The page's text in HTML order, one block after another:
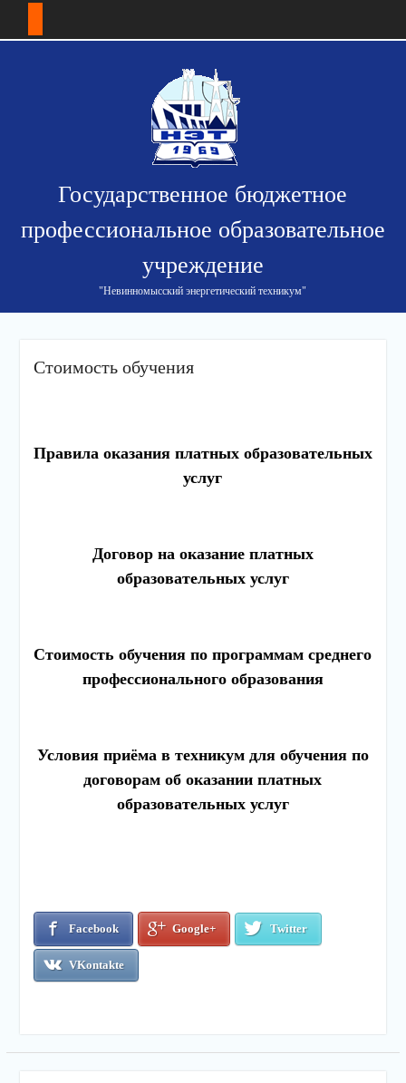
Государственное бюджетное
профессиональное образовательное
учреждение
"Невинномысский энергетический техникум"
Стоимость обучения
Правила оказания платных образовательных
услуг
Договор на оказание платных
образовательных услуг
Стоимость обучения по программам среднего
профессионального образования
Условия приёма в техникум для обучения по
договорам об оказании платных
образовательных услуг
Facebook Google+ Twitter
VKontakte